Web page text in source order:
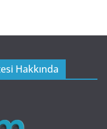
Hakkında